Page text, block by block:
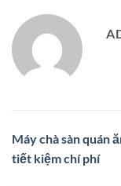
Máy chà sàn quán
tiết kiệm chí phí